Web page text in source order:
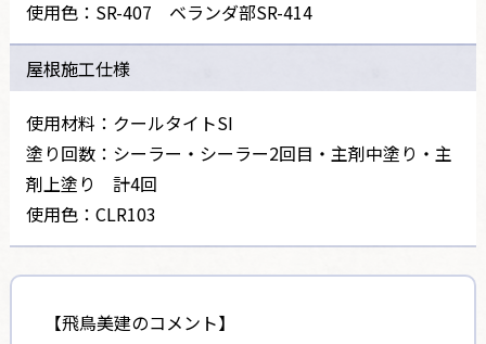
使用色：SR-407 ベランダ部SR-414
屋根施工仕様
使用材料：クールタイトSI
塗り回数：シーラー・シーラー2回目・主剤中塗り・主
剤上塗り 計4回
使用色：CLR103
【飛鳥美建のコメント】